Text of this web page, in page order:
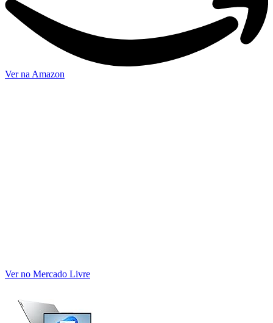
Ver na Amazon
Ver no Mercado Livre